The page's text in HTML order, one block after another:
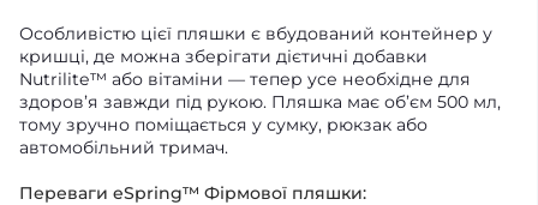
Особливістю цієї пляшки є вбудований контейнер у
кришці, де можна зберігати дієтичні добавки
Nutrilite™ або вітаміни — тепер усе необхідне для
здоров’я завжди під рукою. Пляшка має об’єм 500 мл,
тому зручно поміщається у сумку, рюкзак або
автомобільний тримач.
Переваги eSpring™ Фірмової пляшки: